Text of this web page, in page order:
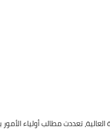
تعددت مطالب أولياء